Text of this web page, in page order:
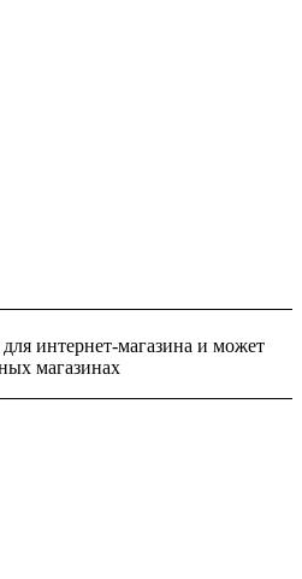
интернет-магазина и может
магазинах